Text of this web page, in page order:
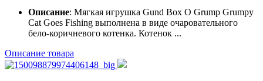
Описание: Мягкая игрушка Gund Box O Grump Grumpy
Cat Goes Fishing выполнена в виде очаровательного
бело-коричневого котенка. Котенок ...
Описание товара